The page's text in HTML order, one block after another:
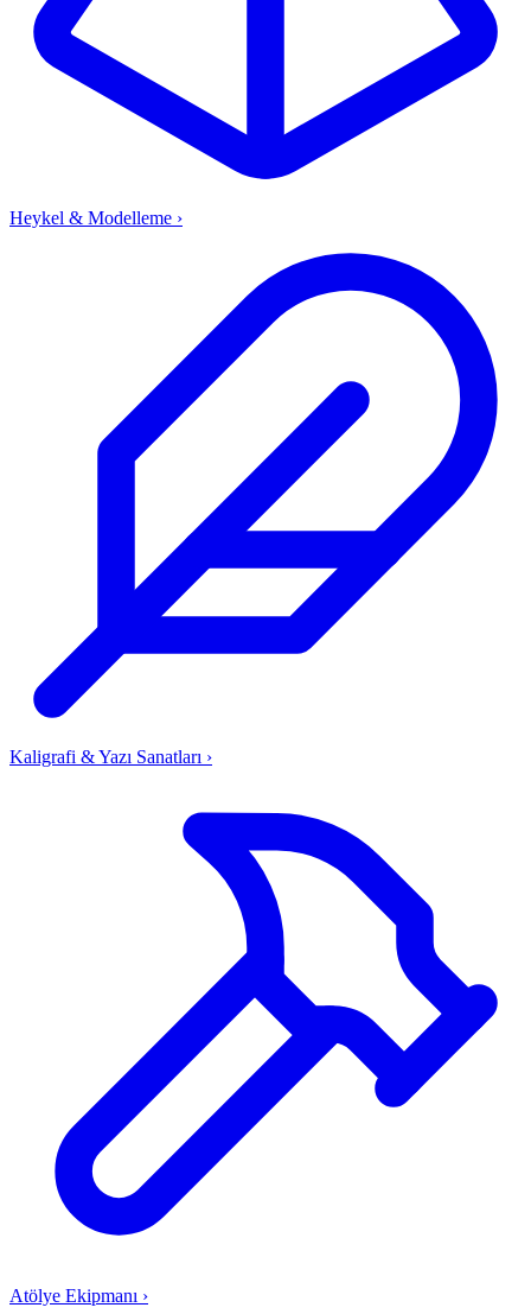
Heykel & Modelleme ›
Kaligrafi & Yazı Sanatları ›
Atölye Ekipmanı ›